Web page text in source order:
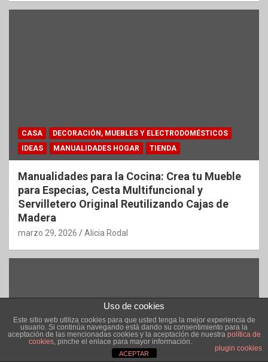
CASA
DECORACIÓN, MUEBLES Y ELECTRODOMÉSTICOS
IDEAS
MANUALIDADES HOGAR TIENDA
Manualidades para la Cocina: Crea tu Mueble
para Especias, Cesta Multifuncional y
Servilletero Original Reutilizando Cajas de
Madera
marzo 29, 2026 Alicia Rodal
Uso de cookies
Este sitio web utiliza cookies para que usted tenga la mejor experiencia de
usuario. Si continúa navegando está dando su consentimiento para la
aceptación de las mencionadas cookies y la aceptación de nuestra política de
cookies, pinche el enlace para mayor información.
plugin cookies
ACEPTAR